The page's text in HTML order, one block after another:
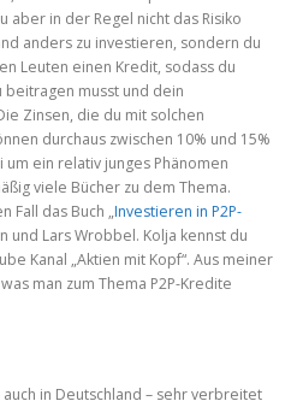
in der Regel nicht das Risiko
anders zu investieren, sondern du
Leuten einen Kredit, sodass du
beitragen musst und dein
Zinsen, die du mit solchen
durchaus zwischen 10% und 15%
ein relativ junges Phänomen
viele Bücher zu dem Thema.
Fall das Buch „Investieren in P2P-
und Lars Wrobbel. Kolja kennst du
Kanal „Aktien mit Kopf“. Aus meiner
man zum Thema P2P-Kredite
in Deutschland – sehr verbreitet